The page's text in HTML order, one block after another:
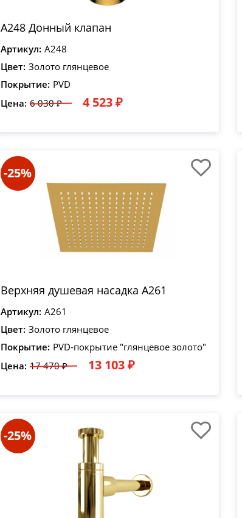
A248 Донный клапан
Артикул: A248
Цвет: Золото глянцевое
Покрытие: PVD
Цена: 6 030 ₽ 4 523 ₽
-25%
Верхняя душевая насадка A261
Артикул: A261
Цвет: Золото глянцевое
Покрытие: PVD-покрытие "глянцевое золото"
Цена: 17 470 ₽ 13 103 ₽
-25%